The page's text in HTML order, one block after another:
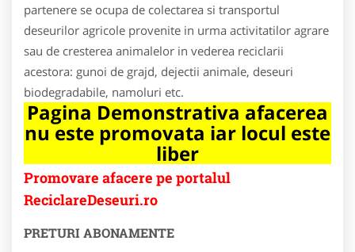
partenere se ocupa de colectarea si transportul
deseurilor agricole provenite in urma activitatilor agrare
sau de cresterea animalelor in vederea reciclarii
acestora: gunoi de grajd, dejectii animale, deseuri
biodegradabile, namoluri etc.
Pagina Demonstrativa afacerea
nu este promovata iar locul este
liber
Promovare afacere pe portalul
ReciclareDeseuri.ro
PRETURI ABONAMENTE